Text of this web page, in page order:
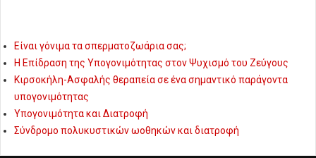
Είναι γόνιμα τα σπερματοζωάρια σας;
Η Επίδραση της Υπογονιμότητας στον Ψυχισμό του Ζεύγους
Κιρσοκήλη-Ασφαλής θεραπεία σε ένα σημαντικό παράγοντα
υπογονιμότητας
Υπογονιμότητα και Διατροφή
Σύνδρομο πολυκυστικών ωοθηκών και διατροφή